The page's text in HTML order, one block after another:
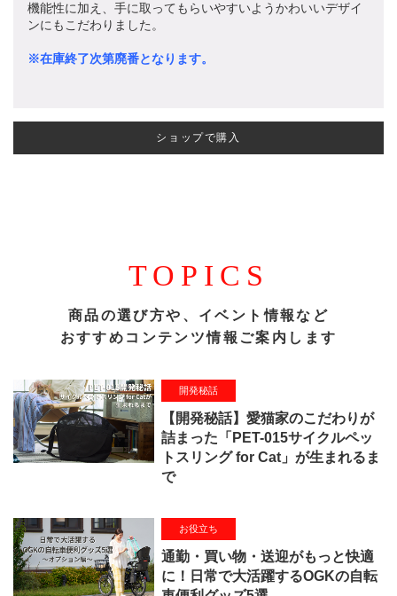
機能性に加え、手に取ってもらいやすいようかわいいデザイ
ンにもこだわりました。
※在庫終了次第廃番となります。
ショップで購入
TOPICS
商品の選び方や、イベント情報など
おすすめコンテンツ情報ご案内します
開発秘話
【開発秘話】愛猫家のこだわりが
詰まった「PET-015サイクルペッ
トスリング for Cat」が生まれるま
で
お役立ち
通勤・買い物・送迎がもっと快適
に！日常で大活躍するOGKの自転